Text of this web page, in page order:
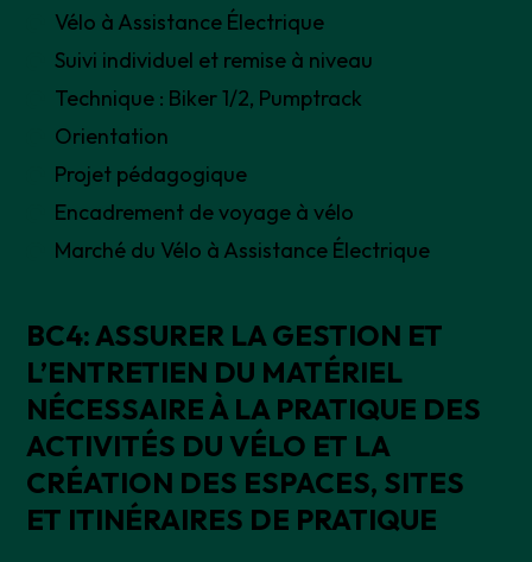
Vélo à Assistance Électrique
Suivi individuel et remise à niveau
Technique : Biker 1/2, Pumptrack
Orientation
Projet pédagogique
Encadrement de voyage à vélo
Marché du Vélo à Assistance Électrique
BC4: ASSURER LA GESTION ET
L’ENTRETIEN DU MATÉRIEL
NÉCESSAIRE À LA PRATIQUE DES
ACTIVITÉS DU VÉLO ET LA
CRÉATION DES ESPACES, SITES
ET ITINÉRAIRES DE PRATIQUE